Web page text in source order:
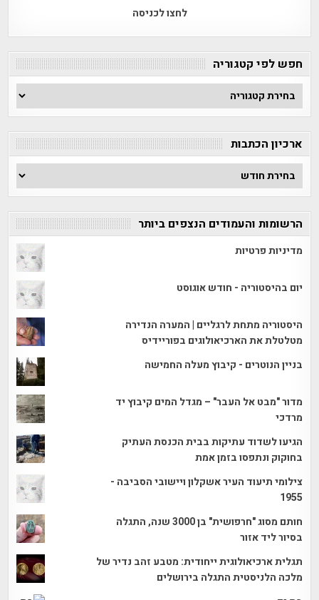
לחצו לכניסה
חפש לפי קטגוריה
חפש
לפי
ארכיון הכתבות
ארכיון
הכתבות
הרשומות והעמודים הנצפים ביותר
מדיניות פרטיות
יום בהיסטוריה - חודש אוגוסט
היסטוריה מתחת לרגליים | המערה הנדירה
מטלטלת את הארכיאולוגים בפוריידיס
בניין הנוטרים - קיבוץ מעלה החמישה
מדור "מבט אל העבר" – מגדל המים קיבוץ יד
מרדכי
הגיעו לשדוד עתיקות בבית הכנסת העתיק
בחוקוק ונתפסו בזמן אמת
צילומי תיעוד העיר אשקלון ויישובי הסביבה -
1955
חותם מסוג "חרפושית" בן 3000 שנה, התגלה
בסיור ליד אזור
תגלית ארכיאולוגית ייחודית: מטבע זהב נדיר של
מלכה הלניסטית התגלה בירושלים